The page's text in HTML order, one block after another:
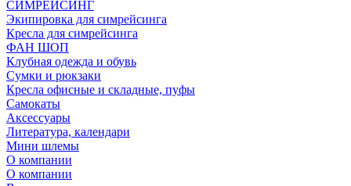
СИМРЕЙСИНГ
Экипировка для симрейсинга
Кресла для симрейсинга
ФАН ШОП
Клубная одежда и обувь
Сумки и рюкзаки
Кресла офисные и складные, пуфы
Самокаты
Аксессуары
Литература, календари
Мини шлемы
О компании
О компании